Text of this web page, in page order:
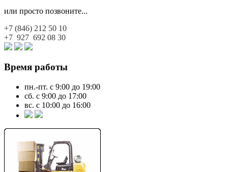
или просто позвоните...
+7 (846) 212 50 10
+7 927 692 08 30
Время работы
пн.-пт. с 9:00 до 19:00
сб. с 9:00 до 17:00
вс. с 10:00 до 16:00